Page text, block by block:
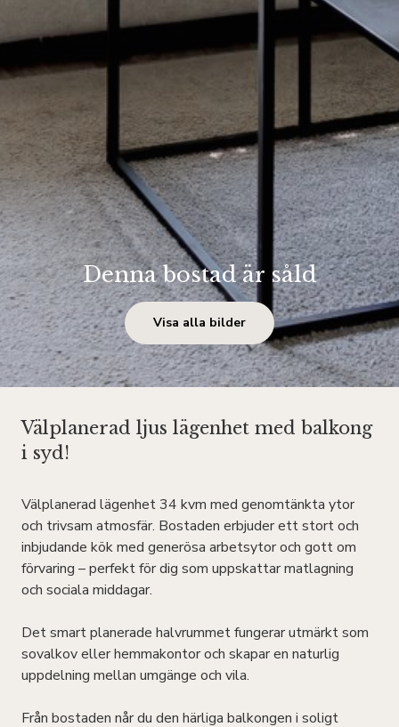
Denna bostad är såld
Visa alla bilder
Välplanerad ljus lägenhet med balkong
i syd!
Välplanerad lägenhet 34 kvm med genomtänkta ytor
och trivsam atmosfär. Bostaden erbjuder ett stort och
inbjudande kök med generösa arbetsytor och gott om
förvaring – perfekt för dig som uppskattar matlagning
och sociala middagar.
Det smart planerade halvrummet fungerar utmärkt som
sovalkov eller hemmakontor och skapar en naturlig
uppdelning mellan umgänge och vila.
Från bostaden når du den härliga balkongen i soligt